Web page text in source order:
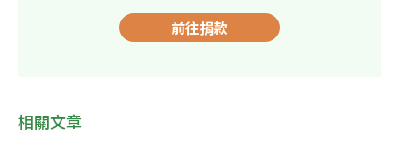
前往捐款
相關文章